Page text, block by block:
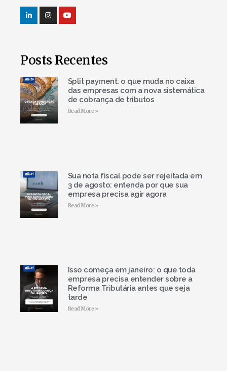
Posts Recentes
Split payment: o que muda no caixa
das empresas com a nova sistemática
de cobrança de tributos
Read More »
Sua nota fiscal pode ser rejeitada em
3 de agosto: entenda por que sua
empresa precisa agir agora
Read More »
Isso começa em janeiro: o que toda
empresa precisa entender sobre a
Reforma Tributária antes que seja
tarde
Read More »